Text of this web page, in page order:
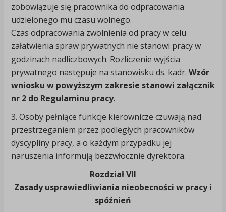
zobowiązuje się pracownika do odpracowania
udzielonego mu czasu wolnego.
Czas odpracowania zwolnienia od pracy w celu
załatwienia spraw prywatnych nie stanowi pracy w
godzinach nadliczbowych. Rozliczenie wyjścia
prywatnego następuje na stanowisku ds. kadr. Wzór
wniosku w powyższym zakresie stanowi załącznik
nr 2 do Regulaminu pracy.
3. Osoby pełniące funkcje kierownicze czuwają nad
przestrzeganiem przez podległych pracowników
dyscypliny pracy, a o każdym przypadku jej
naruszenia informują bezzwłocznie dyrektora.
Rozdział VII
Zasady usprawiedliwiania nieobecności w pracy i
spóźnień